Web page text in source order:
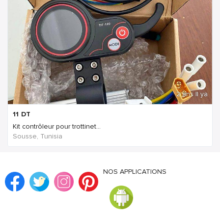
2 ans Il ya
11 DT
Kit contrôleur pour trottinet...
Sousse, Tunisia
NOS APPLICATIONS